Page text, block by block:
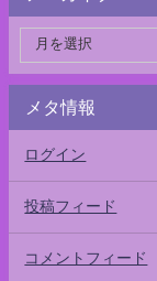
メタ情報
ログイン
投稿フィード
コメントフィード